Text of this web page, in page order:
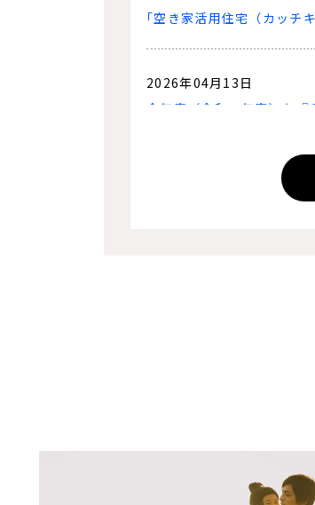
｢空き家活用住宅（カッチ
2026年04月13日
今年度（令和８年度）も
あきた移住・交流フェア